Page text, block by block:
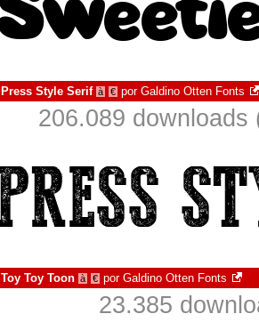
Press Style Serif à € por Galdino Otten Fonts
206.089 downloads
Toy Toy Toon à € por Galdino Otten Fonts
23.385